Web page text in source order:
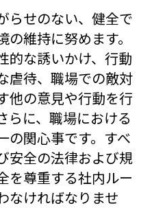
らせのない、健全で
維持に努めます。
的な誘いかけ、行動
虐待、職場での敵対
他の意見や行動を行
らに、職場における
の関心事です。すべ
安全の法律および規
を尊重する社内ルー
なければなりませ